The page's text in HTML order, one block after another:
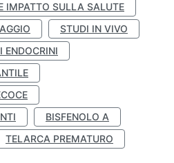
IMPATTO SULLA SALUTE
STUDI IN VIVO
ENDOCRINI
BISFENOLO A
TELARCA PREMATURO